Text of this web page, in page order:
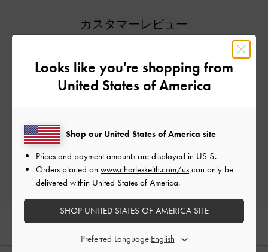
カスタマーレビュー
ご感想をお聞かせください
レビューを書く
Looks like you're shopping from
United States of America
Shop our United States of America site
Prices and payment amounts are displayed in US $.
Orders placed on www.charleskeith.com/us can only be
delivered within United States of America.
SHOP UNITED STATES OF AMERICA SITE
Preferred Language: